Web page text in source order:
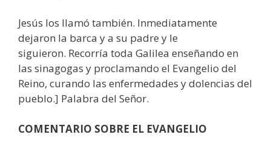
Jesús los llamó también. Inmediatamente
dejaron la barca y a su padre y le
siguieron. Recorría toda Galilea enseñando en
las sinagogas y proclamando el Evangelio del
Reino, curando las enfermedades y dolencias del
pueblo.] Palabra del Señor.
COMENTARIO SOBRE EL EVANGELIO